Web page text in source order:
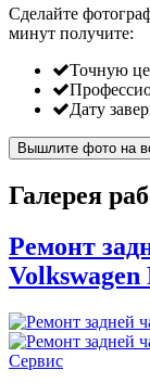
Сделайте
минут получите:
Точную
Дату
Вышлите фото на
Галерея
Ремонт
Volkswagen